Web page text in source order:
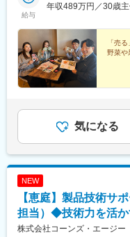
給与
年収489万円／30歳主
「売
野菜や
気になる
NEW
【恵庭】製品技術サ
担当）◆技術力を活か
株式会社コーンズ・エージー